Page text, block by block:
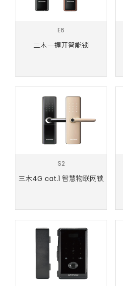
E6
三木一握开智能锁
S2
三木4G cat.1 智慧物联网锁